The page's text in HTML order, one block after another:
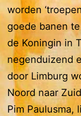
worden
goede banen
de Koningin in
negenduizend
door Limburg
Noord naar
Pim Paulusma,